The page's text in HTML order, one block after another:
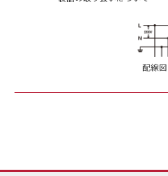
配線図